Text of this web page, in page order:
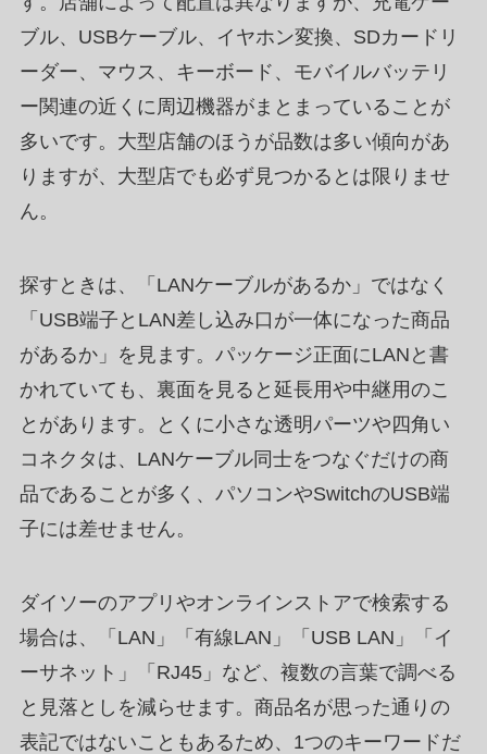
ブル、USBケーブル、イヤホン変換、SDカードリ
ーダー、マウス、キーボード、モバイルバッテリ
ー関連の近くに周辺機器がまとまっていることが
多いです。大型店舗のほうが品数は多い傾向があ
りますが、大型店でも必ず見つかるとは限りませ
ん。
探すときは、「LANケーブルがあるか」ではなく
「USB端子とLAN差し込み口が一体になった商品
があるか」を見ます。パッケージ正面にLANと書
かれていても、裏面を見ると延長用や中継用のこ
とがあります。とくに小さな透明パーツや四角い
コネクタは、LANケーブル同士をつなぐだけの商
品であることが多く、パソコンやSwitchのUSB端
子には差せません。
ダイソーのアプリやオンラインストアで検索する
場合は、「LAN」「有線LAN」「USB LAN」「イ
ーサネット」「RJ45」など、複数の言葉で調べる
と見落としを減らせます。商品名が思った通りの
表記ではないこともあるため、1つのキーワードだ